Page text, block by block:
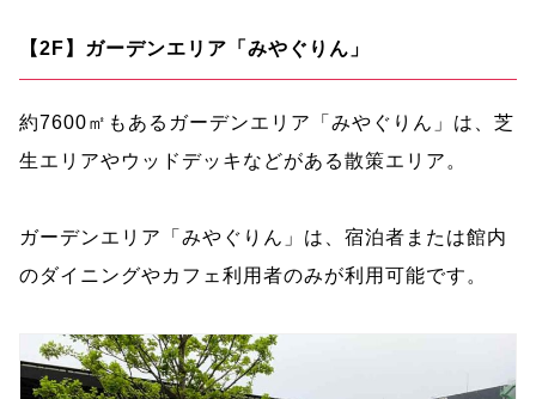
【2F】ガーデンエリア「みやぐりん」
約7600㎡もあるガーデンエリア「みやぐりん」は、芝
生エリアやウッドデッキなどがある散策エリア。
ガーデンエリア「みやぐりん」は、宿泊者または館内
のダイニングやカフェ利用者のみが利用可能です。